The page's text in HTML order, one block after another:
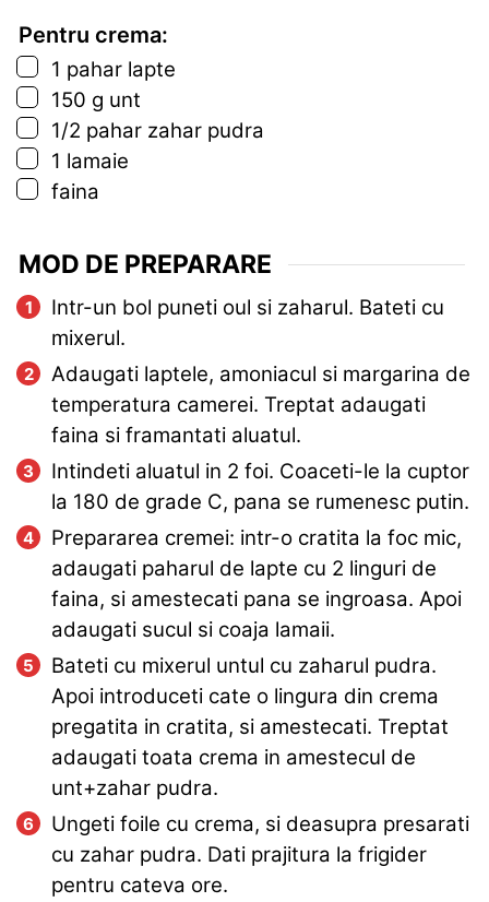
Pentru crema:
▢
1 pahar lapte
▢
150 g unt
▢
1/2 pahar zahar pudra
▢
1 lamaie
▢
faina
MOD DE PREPARARE
Intr-un bol puneti oul si zaharul. Bateti cu
mixerul.
Adaugati laptele, amoniacul si margarina de
temperatura camerei. Treptat adaugati
faina si framantati aluatul.
Intindeti aluatul in 2 foi. Coaceti-le la cuptor
la 180 de grade C, pana se rumenesc putin.
Prepararea cremei: intr-o cratita la foc mic,
adaugati paharul de lapte cu 2 linguri de
faina, si amestecati pana se ingroasa. Apoi
adaugati sucul si coaja lamaii.
Bateti cu mixerul untul cu zaharul pudra.
Apoi introduceti cate o lingura din crema
pregatita in cratita, si amestecati. Treptat
adaugati toata crema in amestecul de
unt+zahar pudra.
Ungeti foile cu crema, si deasupra presarati
cu zahar pudra. Dati prajitura la frigider
pentru cateva ore.